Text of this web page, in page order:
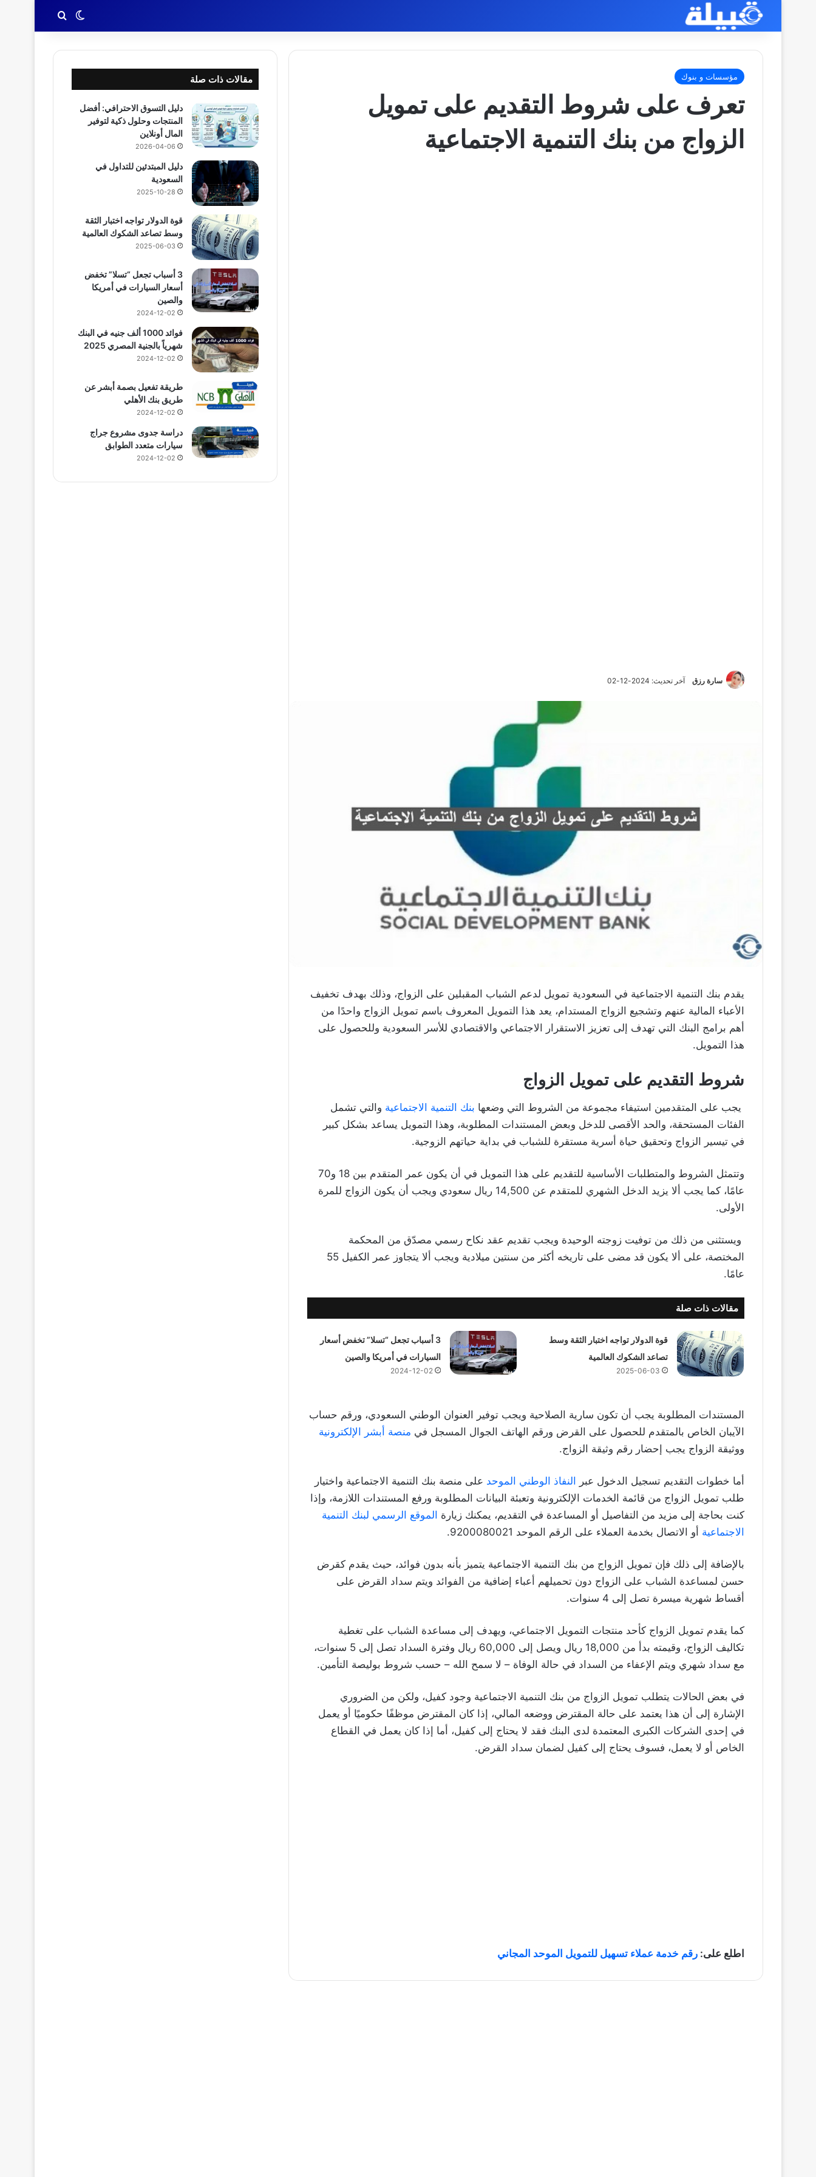
الوضع المظلم
بحث عن
مؤسسات و بنوك
تعرف على شروط التقديم على تمويل
الزواج من بنك التنمية الاجتماعية
سارة رزق آخر تحديث: 2024-12-02
يقدم بنك التنمية الاجتماعية في السعودية تمويل لدعم الشباب المقبلين على الزواج، وذلك بهدف تخفيف
الأعباء المالية عنهم وتشجيع الزواج المستدام، يعد هذا التمويل المعروف باسم تمويل الزواج واحدًا من
أهم برامج البنك التي تهدف إلى تعزيز الاستقرار الاجتماعي والاقتصادي للأسر السعودية وللحصول على
هذا التمويل.
شروط التقديم على تمويل الزواج
يجب على المتقدمين استيفاء مجموعة من الشروط التي وضعها بنك التنمية الاجتماعية والتي تشمل
الفئات المستحقة، والحد الأقصى للدخل وبعض المستندات المطلوبة، وهذا التمويل يساعد بشكل كبير
في تيسير الزواج وتحقيق حياة أسرية مستقرة للشباب في بداية حياتهم الزوجية.
وتتمثل الشروط والمتطلبات الأساسية للتقديم على هذا التمويل في أن يكون عمر المتقدم بين 18 و70
عامًا، كما يجب ألا يزيد الدخل الشهري للمتقدم عن 14,500 ريال سعودي ويجب أن يكون الزواج للمرة
الأولى.
ويستثنى من ذلك من توفيت زوجته الوحيدة ويجب تقديم عقد نكاح رسمي مصدّق من المحكمة
المختصة، على ألا يكون قد مضى على تاريخه أكثر من سنتين ميلادية ويجب ألا يتجاوز عمر الكفيل 55
عامًا.
مقالات ذات صلة
قوة الدولار تواجه اختبار الثقة وسط
تصاعد الشكوك العالمية
2025-06-03
3 أسباب تجعل “تسلا” تخفض أسعار
السيارات في أمريكا والصين
2024-12-02
المستندات المطلوبة يجب أن تكون سارية الصلاحية ويجب توفير العنوان الوطني السعودي، ورقم حساب
الآيبان الخاص بالمتقدم للحصول على القرض ورقم الهاتف الجوال المسجل في منصة أبشر الإلكترونية
ووثيقة الزواج يجب إحضار رقم وثيقة الزواج.
أما خطوات التقديم تسجيل الدخول عبر النفاذ الوطني الموحد على منصة بنك التنمية الاجتماعية واختيار
طلب تمويل الزواج من قائمة الخدمات الإلكترونية وتعبئة البيانات المطلوبة ورفع المستندات اللازمة، وإذا
كنت بحاجة إلى مزيد من التفاصيل أو المساعدة في التقديم، يمكنك زيارة الموقع الرسمي لبنك التنمية
الاجتماعية أو الاتصال بخدمة العملاء على الرقم الموحد 9200080021.
بالإضافة إلى ذلك فإن تمويل الزواج من بنك التنمية الاجتماعية يتميز بأنه بدون فوائد، حيث يقدم كقرض
حسن لمساعدة الشباب على الزواج دون تحميلهم أعباء إضافية من الفوائد ويتم سداد القرض على
أقساط شهرية ميسرة تصل إلى 4 سنوات.
كما يقدم تمويل الزواج كأحد منتجات التمويل الاجتماعي، ويهدف إلى مساعدة الشباب على تغطية
تكاليف الزواج، وقيمته بدأ من 18,000 ريال ويصل إلى 60,000 ريال وفترة السداد تصل إلى 5 سنوات،
مع سداد شهري ويتم الإعفاء من السداد في حالة الوفاة – لا سمح الله – حسب شروط بوليصة التأمين.
في بعض الحالات يتطلب تمويل الزواج من بنك التنمية الاجتماعية وجود كفيل، ولكن من الضروري
الإشارة إلى أن هذا يعتمد على حالة المقترض ووضعه المالي، إذا كان المقترض موظفًا حكوميًا أو يعمل
في إحدى الشركات الكبرى المعتمدة لدى البنك فقد لا يحتاج إلى كفيل، أما إذا كان يعمل في القطاع
الخاص أو لا يعمل، فسوف يحتاج إلى كفيل لضمان سداد القرض.
اطلع على: رقم خدمة عملاء تسهيل للتمويل الموحد المجاني
مقالات ذات صلة
دليل التسوق الاحترافي: أفضل
المنتجات وحلول ذكية لتوفير
المال أونلاين
2026-04-06
دليل المبتدئين للتداول في
السعودية
2025-10-28
قوة الدولار تواجه اختبار الثقة
وسط تصاعد الشكوك العالمية
2025-06-03
3 أسباب تجعل “تسلا” تخفض
أسعار السيارات في أمريكا
والصين
2024-12-02
فوائد 1000 ألف جنيه في البنك
شهرياً بالجنية المصري 2025
2024-12-02
طريقة تفعيل بصمة أبشر عن
طريق بنك الأهلي
2024-12-02
دراسة جدوى مشروع جراج
سيارات متعدد الطوابق
2024-12-02